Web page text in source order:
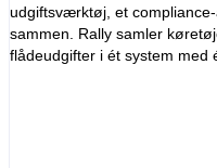
udgiftsværktøj, et
sammen. Rally samler
flådeudgifter i ét system med